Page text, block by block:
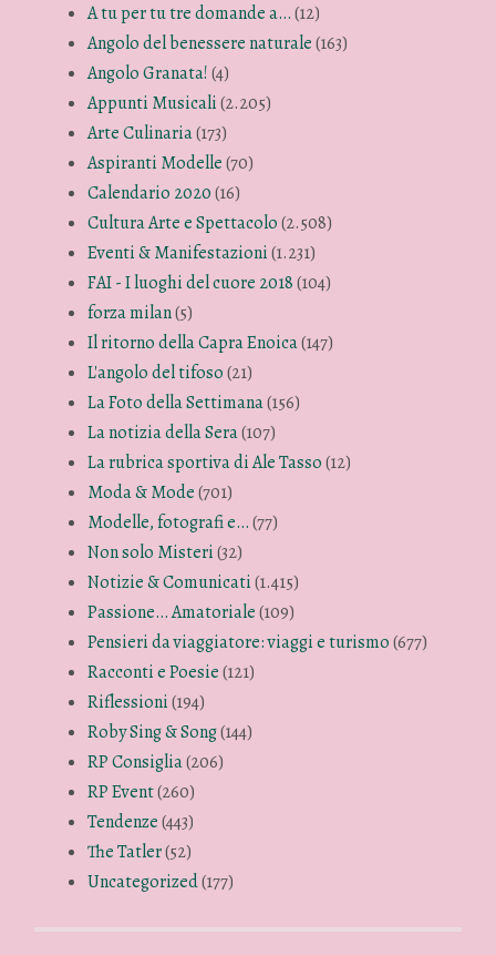
A tu per tu tre domande a…(12)
Angolo del benessere naturale(163)
Angolo Granata!(4)
Appunti Musicali(2.205)
Arte Culinaria(173)
Aspiranti Modelle(70)
Calendario 2020(16)
Cultura Arte e Spettacolo(2.508)
Eventi & Manifestazioni(1.231)
FAI - I luoghi del cuore 2018(104)
forza milan(5)
Il ritorno della Capra Enoica(147)
L'angolo del tifoso(21)
La Foto della Settimana(156)
La notizia della Sera(107)
La rubrica sportiva di Ale Tasso(12)
Moda & Mode(701)
Modelle, fotografi e…(77)
Non solo Misteri(32)
Notizie & Comunicati(1.415)
Passione… Amatoriale(109)
Pensieri da viaggiatore: viaggi e turismo(677)
Racconti e Poesie(121)
Riflessioni(194)
Roby Sing & Song(144)
RP Consiglia(206)
RP Event(260)
Tendenze(443)
The Tatler(52)
Uncategorized(177)